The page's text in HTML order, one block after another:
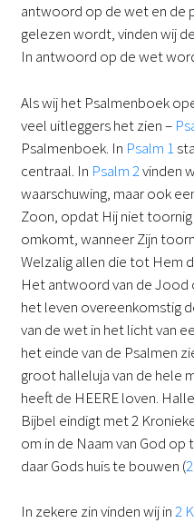
antwoord op de wet en de
gelezen wordt, vinden wij
In antwoord op de wet
Als wij het Psalmenboek
veel uitleggers het zien –
Psalmenboek. In Psalm 1
centraal. In Psalm 2vinden
waarschuwing, maar ook
Zoon, opdat Hij niet
omkomt, wanneer Zijn
Welzalig allen die tot Hem
Het antwoord van de Jood
het leven overeenkomstig
van de wet in het licht van
het einde van de Psalmen
groot halleluja van de hele
heeft de HEERE loven.
Bijbel eindigt met 2
om in de Naam van God
daar Gods huis te bouwen (
In zekere zin vinden wij in2